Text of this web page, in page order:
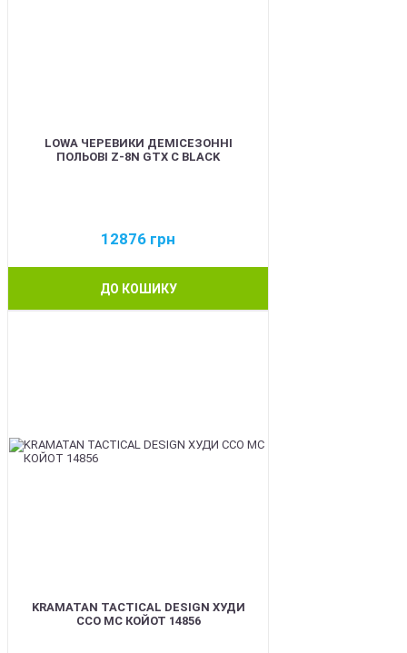
LOWA ЧЕРЕВИКИ ДЕМІСЕЗОННІ
ПОЛЬОВІ Z-8N GTX C BLACK
12876 грн
ДО КОШИКУ
KRAMATAN TACTICAL DESIGN ХУДИ
ССО МС КОЙОТ 14856